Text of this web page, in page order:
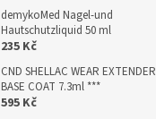
demykoMed Nagel-und
Hautschutzliquid 50 ml
235 Kč
CND SHELLAC WEAR EXTENDER
BASE COAT 7.3ml ***
595 Kč